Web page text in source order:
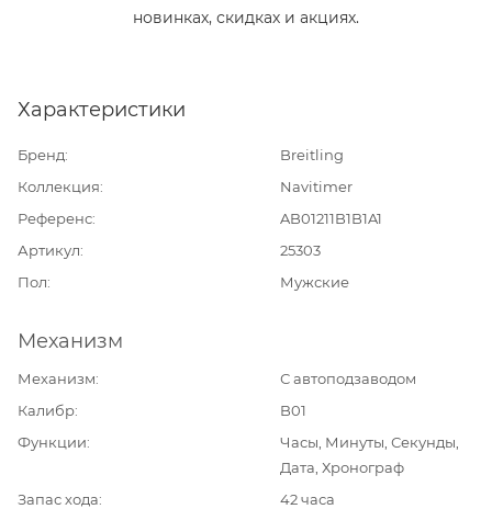
новинках, скидках и акциях.
Характеристики
Бренд
Breitling
Коллекция
Navitimer
Референс
AB01211B1B1A1
Артикул
25303
Пол
Мужские
Механизм
Механизм
С автоподзаводом
Калибр
B01
Функции
Часы, Минуты, Секунды,
Дата, Хронограф
Запас хода
42 часа